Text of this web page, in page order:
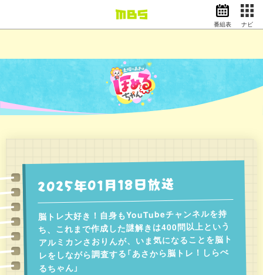
ドラマ
アニメ
スポーツ
映画 アナウンサー
グッズ
EN 検索 番組表
番組表 ナビ
2025年01月18日放送
脳トレ大好き！自身もYouTubeチャンネルを持
ち、これまで作成した謎解きは400問以上という
アルミカンさおりんが、いま気になることを脳ト
レをしながら調査する「あさから脳トレ！しらべ
るちゃん」